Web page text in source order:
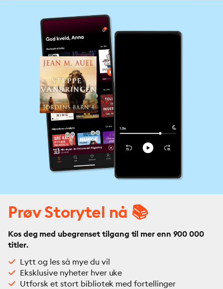
Prøv Storytel nå 📚
Kos deg med ubegrenset tilgang til mer enn 900 000
titler.
Lytt og les så mye du vil
Eksklusive nyheter hver uke
Utforsk et stort bibliotek med fortellinger